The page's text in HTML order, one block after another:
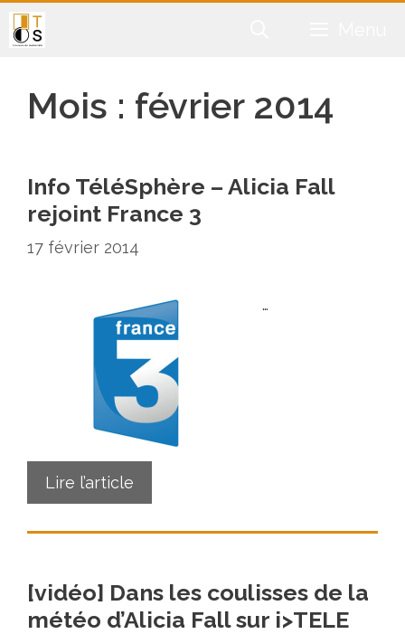
Aller
au
Mois : février 2014
Info TéléSphère – Alicia Fall
rejoint France 3
17 février 2014
…
Lire l’article
[vidéo] Dans les coulisses de la
météo d’Alicia Fall sur i>TELE